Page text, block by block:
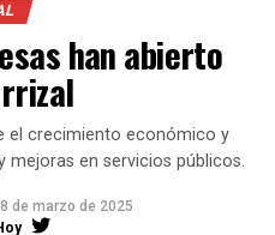
han abierto
el crecimiento económico y
mejoras en servicios públicos.
de marzo de 2025